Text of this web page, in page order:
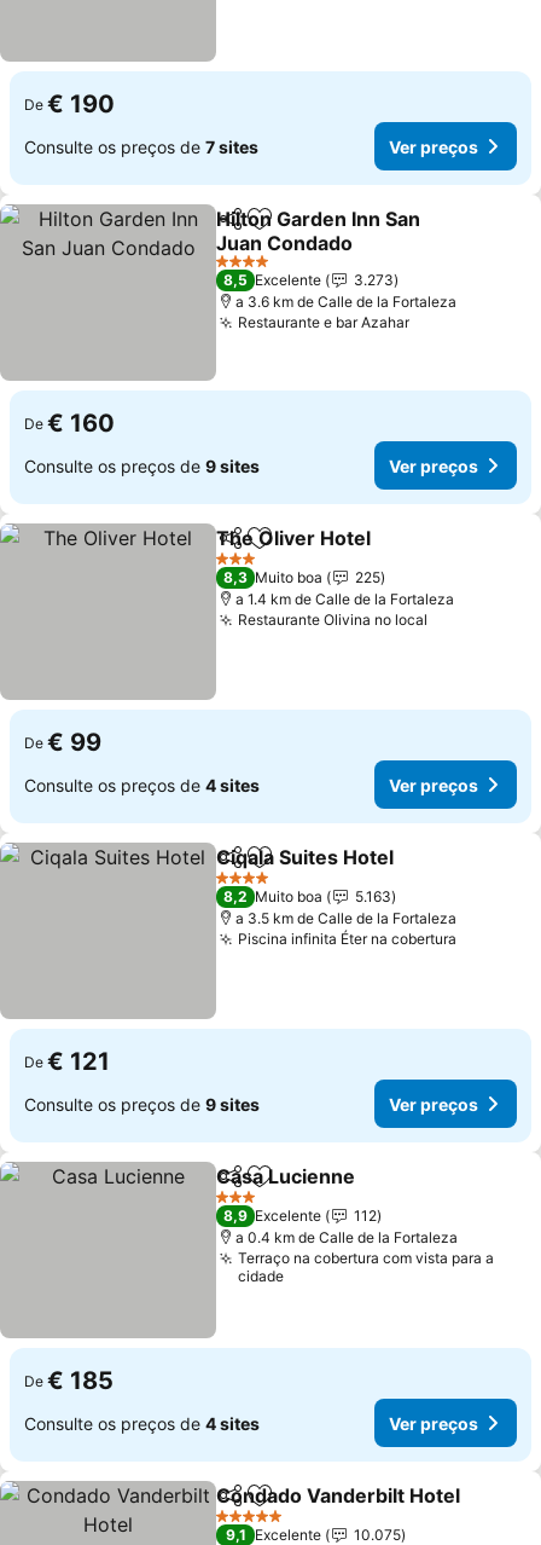
De € 190
Consulte os preços de 7 sites Ver preços
PartilharAdicionar aos favoritos
Hilton Garden Inn San
Juan Condado
Ver preços
4 Estrelas
8,5 Excelente
3.273
a 3.6 km de Calle de la Fortaleza
Restaurante e bar AzaharVer preços
De € 160
Consulte os preços de 9 sites Ver preços
PartilharAdicionar aos favoritos
The Oliver Hotel
3 Estrelas
8,3 Muito boa
225
a 1.4 km de Calle de la Fortaleza
Restaurante Olivina no local
De € 99
Consulte os preços de 4 sites Ver preços
PartilharAdicionar aos favoritos
Ciqala Suites Hotel
4 Estrelas
8,2 Muito boa
5.163
a 3.5 km de Calle de la Fortaleza
Piscina infinita Éter na cobertura
De € 121
Consulte os preços de 9 sites Ver preços
PartilharAdicionar aos favoritos
Casa Lucienne
3 Estrelas
8,9 Excelente
112
a 0.4 km de Calle de la Fortaleza
Terraço na cobertura com vista para a
cidade
De € 185
Consulte os preços de 4 sites Ver preços
PartilharAdicionar aos favoritos
Condado Vanderbilt Hotel
5 Estrelas
9,1 Excelente
10.075